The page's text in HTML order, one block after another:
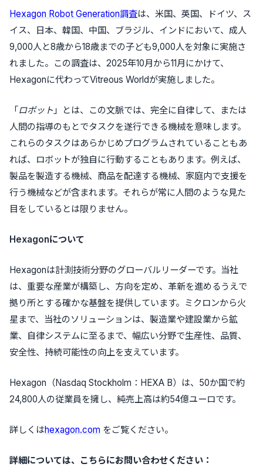
Hexagon Robot Generation調査は、米国、英国、ドイツ、ス
イス、日本、韓国、中国、ブラジル、インドにおいて、成人
9,000人と8歳から18歳までの子ども9,000人を対象に実施さ
れました。この調査は、2025年10月から11月にかけて、
Hexagonに代わってVitreous Worldが実施しました。
「ロボット 」とは、この文脈では、完全に自律して、または
人間の指導のもとでタスクを遂行できる機械を意味します。
これらのタスクはあらかじめプログラムされていることもあ
れば、ロボットが独自に行動することもあります。例えば、
製品を製造する機械、商品を配達する機械、家庭内で支援を
行う機械などが含まれます。それらが常に人間のような見た
目をしているとは限りません。
Hexagonについて
Hexagonは計測技術分野のグローバルリーダーです。当社
は、重要な産業が構築し、方向を定め、革新を進めるうえで
拠り所とする確かな基盤を提供しています。ミクロンから火
星まで、当社のソリューションは、製造業や建設業から鉱
業、自律システムに至るまで、幅広い分野で生産性、品質、
安全性、持続可能性の向上を支えています。
Hexagon（Nasdaq Stockholm：HEXA B）は、50か国で約
24,800人の従業員を擁し、純売上高は約54億ユーロです。
詳しくはhexagon.com をご覧ください。
詳細については、こちらにお問い合わせください：